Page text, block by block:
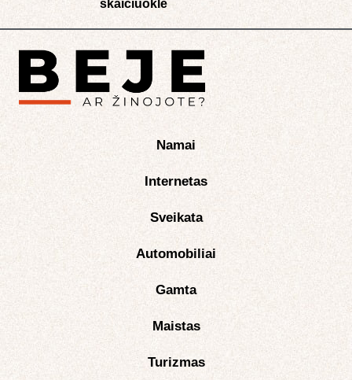
skaičiuoklė​
Namai
Internetas
Sveikata
Automobiliai
Gamta
Maistas
Turizmas